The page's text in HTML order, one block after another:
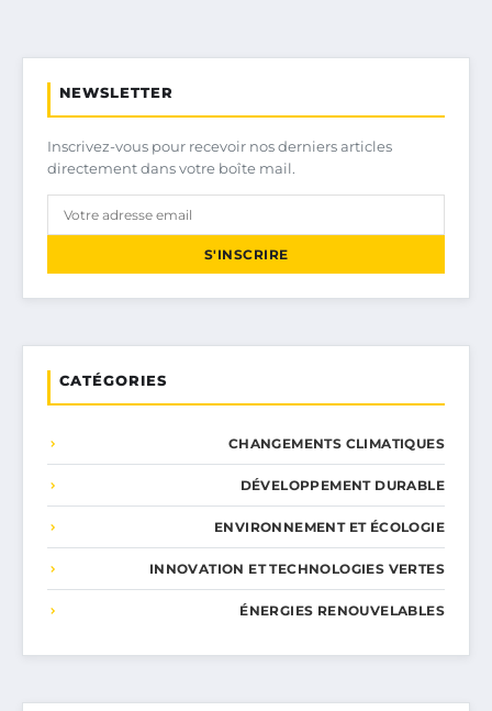
NEWSLETTER
Inscrivez-vous pour recevoir nos derniers articles
directement dans votre boîte mail.
S'INSCRIRE
CATÉGORIES
CHANGEMENTS CLIMATIQUES
DÉVELOPPEMENT DURABLE
ENVIRONNEMENT ET ÉCOLOGIE
INNOVATION ET TECHNOLOGIES VERTES
ÉNERGIES RENOUVELABLES